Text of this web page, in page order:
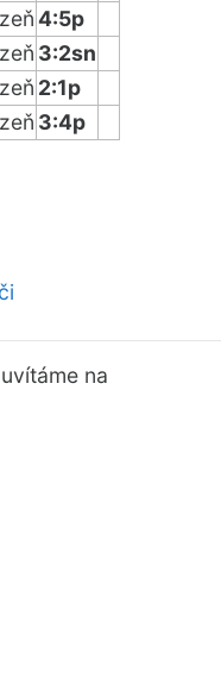
4:5p
3:2sn
2:1p
3:4p
na